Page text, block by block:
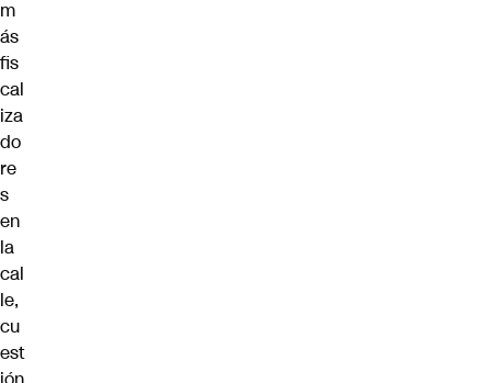
m
ás
fis
cal
iza
do
re
s
en
la
cal
le,
cu
est